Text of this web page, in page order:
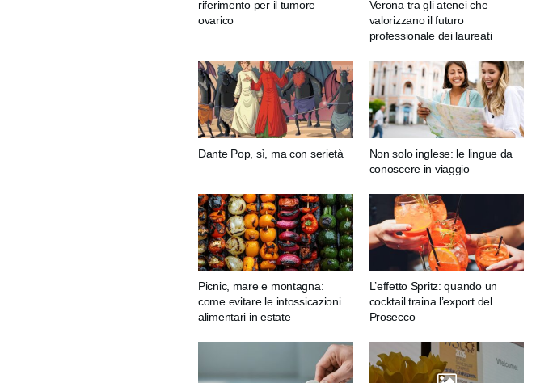
riferimento per il tumore
ovarico
Verona tra gli atenei che
valorizzano il futuro
professionale dei laureati
Dante Pop, sì, ma con serietà
Non solo inglese: le lingue da
conoscere in viaggio
Picnic, mare e montagna:
come evitare le intossicazioni
alimentari in estate
L’effetto Spritz: quando un
cocktail traina l’export del
Prosecco